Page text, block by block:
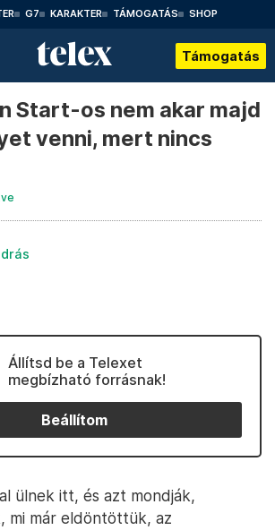
G7 KARAKTER TÁMOGATÁS SHOP
Támogatás
Start-os nem akar majd
venni, mert nincs
Állítsd be a Telexet
megbízható forrásnak!
Beállítom
ülnek itt, és azt mondják,
mi már eldöntöttük, az